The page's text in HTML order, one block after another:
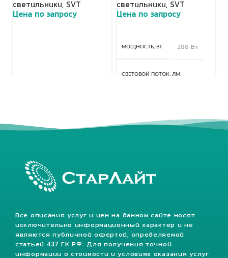
светильники, SVT
Цена по запросу
светильники, SVT
Цена по запросу
МОЩНОСТЬ, ВТ 288 Вт
СВЕТОВОЙ ПОТОК, ЛМ
КЛАСС ЗАЩИТЫ, IP 67
Все описания услуг и цен на данном сайте носят
исключительно информационный характер и не
являются публичной офертой, определяемой
статьей 437 ГК РФ. Для получения точной
информации о стоимости и условиях оказания услуг